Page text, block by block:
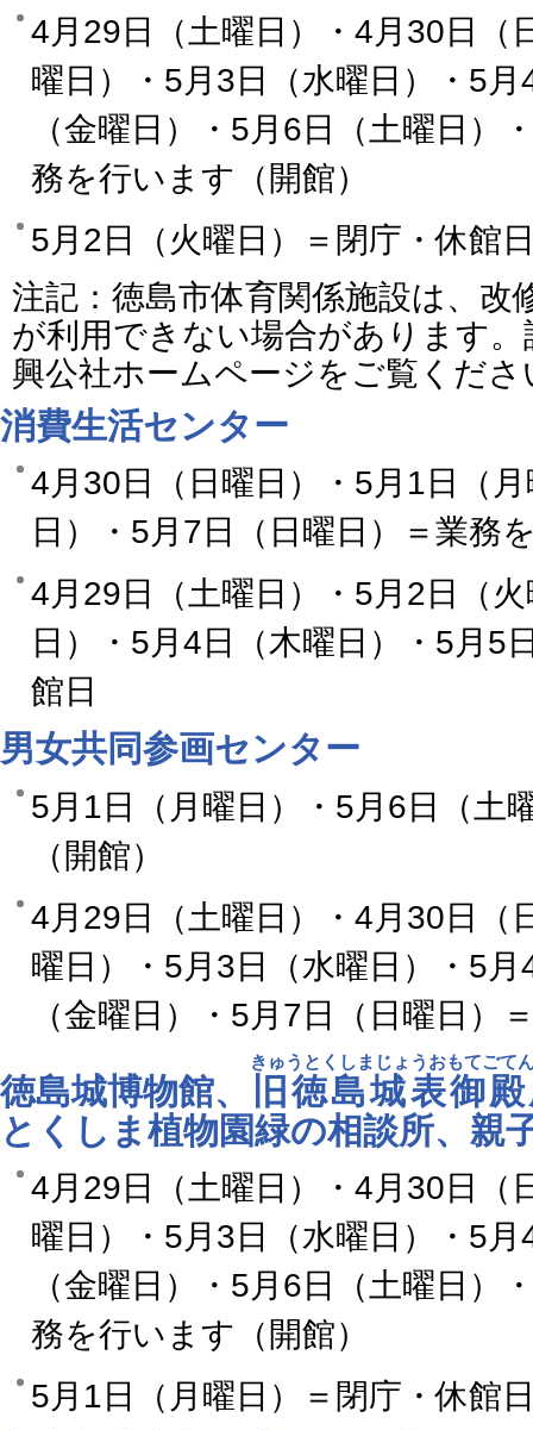
4月29日（土曜日）・4月30日（
曜日）・5月3日（水曜日）・5
（金曜日）・5月6日（土曜日）
務を行います（開館）
5月2日（火曜日）＝閉庁・休館
注記：徳島市体育関係施設は、改
が利用できない場合があります
興公社ホームページをご覧くださ
消費生活センター
4月30日（日曜日）・5月1日（
日）・5月7日（日曜日）＝業務
4月29日（土曜日）・5月2日（
日）・5月4日（木曜日）・5月5
館日
男女共同参画センター
5月1日（月曜日）・5月6日（土
（開館）
4月29日（土曜日）・4月30日（
曜日）・5月3日（水曜日）・5
（金曜日）・5月7日（日曜日）
徳島城博物館、 旧徳島城表御
きゅうとくしまじょうおもてごて
とくしま植物園緑の相談所、親
4月29日（土曜日）・4月30日（
曜日）・5月3日（水曜日）・5
（金曜日）・5月6日（土曜日）
務を行います（開館）
5月1日（月曜日）＝閉庁・休館